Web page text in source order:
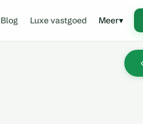
Blog Luxe vastgoed Meer▾